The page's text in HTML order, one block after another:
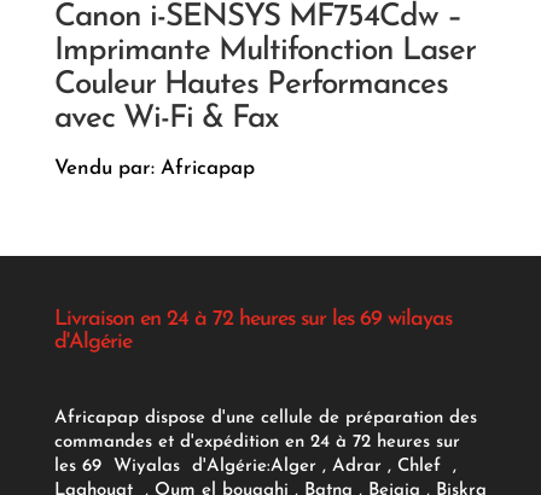
Canon i-SENSYS MF754Cdw –
Imprimante Multifonction Laser
Couleur Hautes Performances
avec Wi-Fi & Fax
Vendu par: Africapap
Livraison en 24 à 72 heures sur les 69 wilayas
d'Algérie
Africapap dispose d'une cellule de préparation des
commandes et d'expédition en 24 à 72 heures sur
les 69 Wiyalas d'Algérie:Alger , Adrar, Chlef ,
Laghouat , Oum el bouaghi , Batna , Bejaia , Biskra